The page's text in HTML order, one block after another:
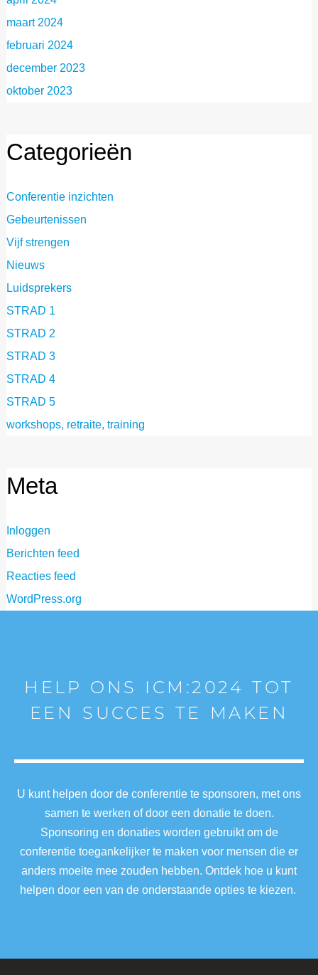
maart 2024
februari 2024
december 2023
oktober 2023
Categorieën
Conferentie inzichten
Gebeurtenissen
Vijf strengen
Nieuws
Luidsprekers
STRAD 1
STRAD 2
STRAD 3
STRAD 4
STRAD 5
workshops, retraite, training
Meta
Inloggen
Berichten feed
Reacties feed
WordPress.org
HELP ONS ICM:2024 TOT
EEN SUCCES TE MAKEN
U kunt helpen door de conferentie te sponsoren, met ons
samen te werken of door een donatie te doen.
Sponsoring en donaties worden gebruikt om de
conferentie toegankelijker te maken voor mensen die er
anders moeite mee zouden hebben. Ontdek hoe u kunt
helpen door een van de onderstaande opties te kiezen.